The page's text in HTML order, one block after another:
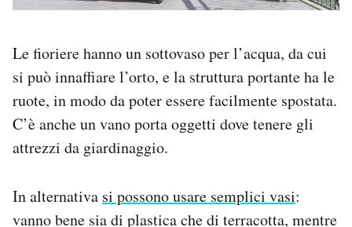
Le fioriere hanno un sottovaso per l’acqua, da cui
si può innaffiare l’orto, e la struttura portante ha le
ruote, in modo da poter essere facilmente spostata.
C’è anche un vano porta oggetti dove tenere gli
attrezzi da giardinaggio.
In alternativa si possono usare semplici vasi:
vanno bene sia di plastica che di terracotta, mentre